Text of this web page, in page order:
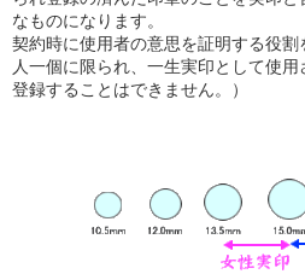
なものになります。
契約時に使用者の意思を証明する役
人一個に限られ、一生実印として使
登録することはできません。）